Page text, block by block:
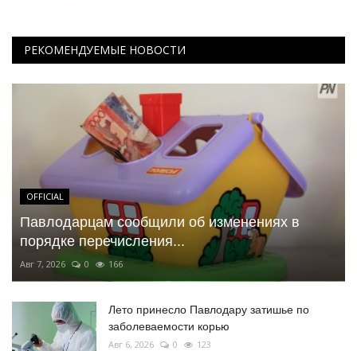
РЕКОМЕНДУЕМЫЕ НОВОСТИ
OFFICIAL
Павлодарцам сообщили об изменениях в
порядке перечисления...
Авг 7, 2026 0 166
Лето принесло Павлодару затишье по
заболеваемости корью
Авг 6, 2026 0 123